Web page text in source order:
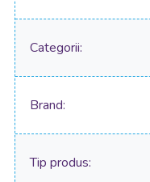
Categorii
Brand
Tip produs